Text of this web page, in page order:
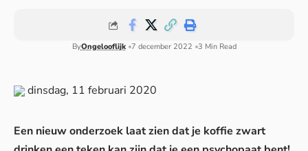
ByOngelooflijk 7 december 2022 3 Min Read
dinsdag, 11 februari 2020
Een nieuw onderzoek laat zien dat je koffie zwart